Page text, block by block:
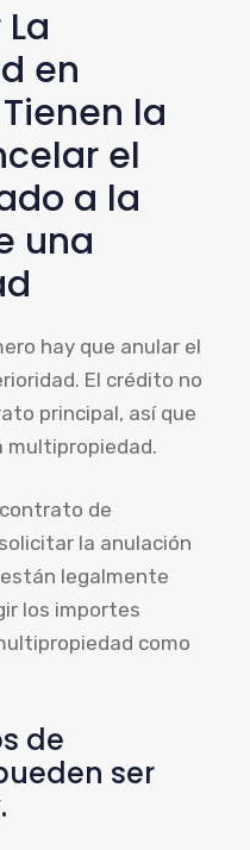
en
la
el
a la
una
hay que anular el
El crédito no
principal, así que
multipropiedad.
de
la anulación
legalmente
los importes
como
de
ser